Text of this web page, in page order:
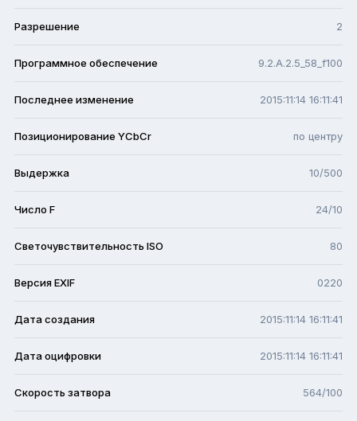
Разрешение 2
Программное обеспечение 9.2.A.2.5_58_f100
Последнее изменение 2015:11:14 16:11:41
Позиционирование YCbCr по центру
Выдержка 10/500
Число F 24/10
Светочувствительность ISO 80
Версия EXIF 0220
Дата создания 2015:11:14 16:11:41
Дата оцифровки 2015:11:14 16:11:41
Скорость затвора 564/100